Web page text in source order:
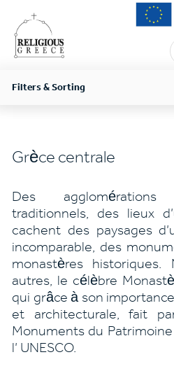
main
content
Filters & Sorting
Grèce centrale
Des
traditionnels, des lieux
cachent des paysages
incomparable, des
monastères
autres, le célèbre
qui grâce à son
et architecturale, fait
Monuments du
l’ UNESCO.